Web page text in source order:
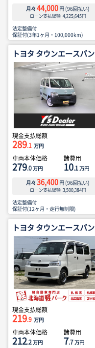
月々 44,000 円 (96回払い)
ローン支払総額 4,225,645円
法定整備付
保証付(3年1ヶ月・100,000km)
トヨタ タウンエースバン
現金支払総額
289.1 万円
車両本体価格
279.0万円
諸費用
10.1万円
月々 36,400 円 (96回払い)
ローン支払総額 3,500,384円
法定整備付
保証付(12ヶ月・走行無制限)
トヨタ タウンエースバン
現金支払総額
219.9 万円
車両本体価格
212.2万円
諸費用
7.7万円